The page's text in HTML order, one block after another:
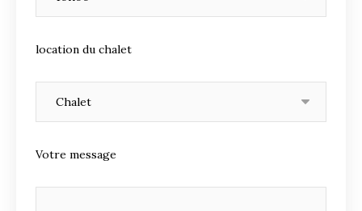
location du chalet
Votre message